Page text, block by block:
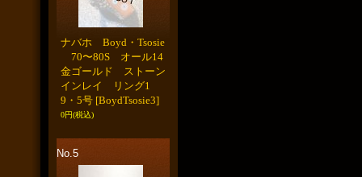
ナバホ Boyd・Tsosie
70〜80S オール14
金ゴールド ストーン
インレイ リング1
9・5号 [BoydTsosie3]
0円(税込)
No.5